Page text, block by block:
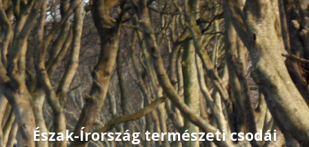
Észak-Írország természeti csodái